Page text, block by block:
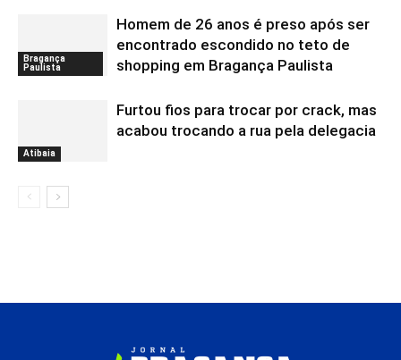
Bragança
Paulista
Homem de 26 anos é preso após ser
encontrado escondido no teto de
shopping em Bragança Paulista
Atibaia
Furtou fios para trocar por crack, mas
acabou trocando a rua pela delegacia